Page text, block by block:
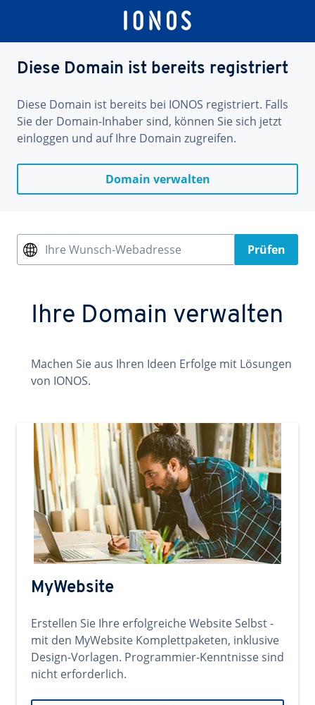
Diese Domain ist bereits registriert
Diese Domain ist bereits bei IONOS registriert. Falls
Sie der Domain-Inhaber sind, können Sie sich jetzt
einloggen und auf Ihre Domain zugreifen.
Domain verwalten
Ihre Wunsch-Webadresse Prüfen
Ihre Domain verwalten
Machen Sie aus Ihren Ideen Erfolge mit Lösungen
von IONOS.
MyWebsite
Erstellen Sie Ihre erfolgreiche Website Selbst -
mit den MyWebsite Komplettpaketen, inklusive
Design-Vorlagen. Programmier-Kenntnisse sind
nicht erforderlich.